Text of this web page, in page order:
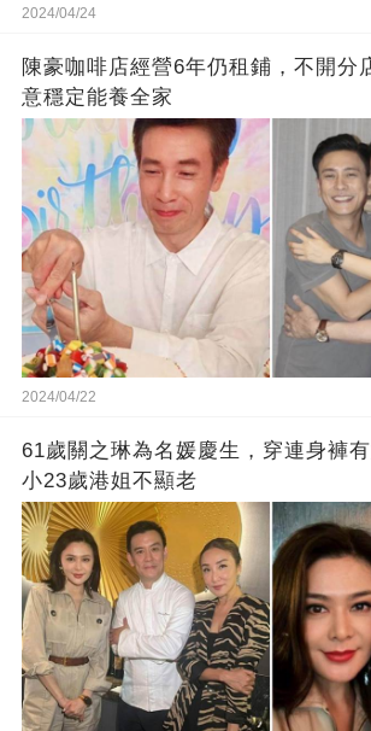
2024/04/24
陳豪咖啡店經營6年仍租鋪，不開分
意穩定能養全家
2024/04/22
61歲關之琳為名媛慶生，穿連身褲
小23歲港姐不顯老